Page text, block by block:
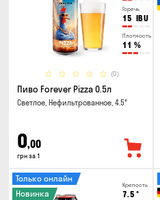
Горечь
15 IBU
Плотность
11 %
(0)
Пиво Forever Pizza 0.5л
Светлое, Нефильтрованное, 4.5°
0,00
грн за 1
Крепость
7.5 °
Только онлайн
Новинка